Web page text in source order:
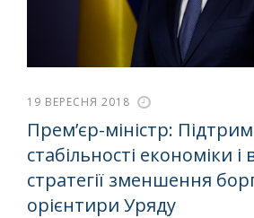
19 ВЕРЕСНЯ 2018
Прем’єр-міністр:
стабільності економіки
стратегії зменшення
орієнтири Уряду